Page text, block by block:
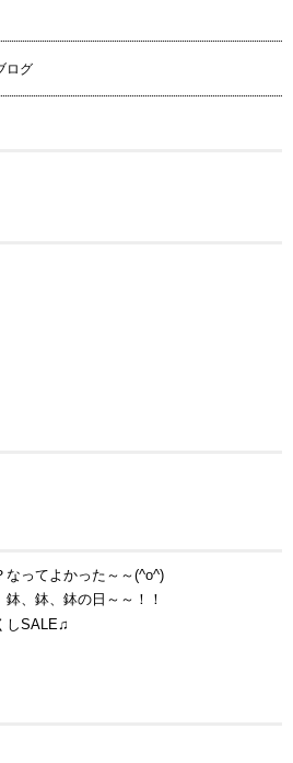
ログ
ってよかった～～(^o^)
、鉢、鉢の日～～！！
しSALE♫